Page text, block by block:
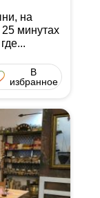
на
минутах
В
избранное